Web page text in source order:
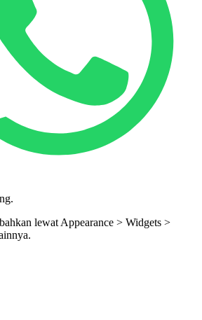
lewat Appearance > Widgets >